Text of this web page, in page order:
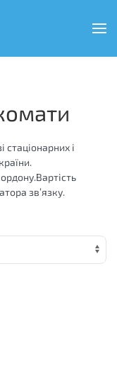
стаціонарних і
зв’язку.